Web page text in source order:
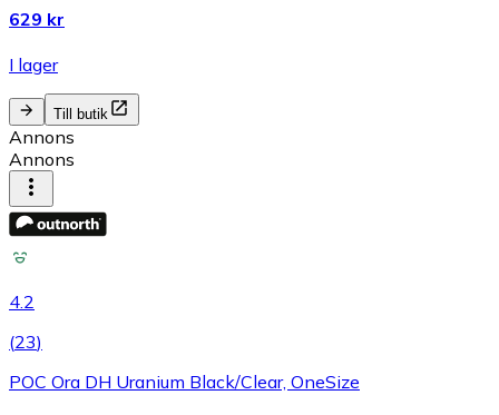
629 kr
I lager
Till butik
Annons
Annons
4.2
(23)
POC Ora DH Uranium Black/Clear, OneSize